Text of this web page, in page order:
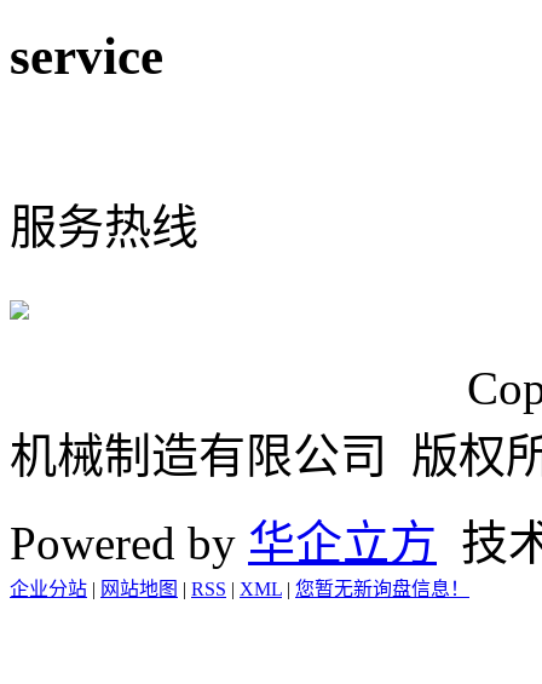
service
服务热线
机械制造有限公司 版权
Powered by 华企立方 技
企业分站 | 网站地图 | RSS | XML | 您暂无新询盘信息！